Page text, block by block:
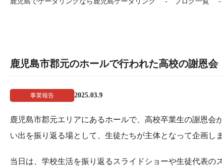
鹿児島市郡元のホールで行われた高校の謝恩会
事業報告 2025.03.9
鹿児島市郡元エリアにあるホールで、高校卒業生の謝恩
い出を振り返る場として、生徒たちが主体となって企画し
当日は、学校生活を振り返るスライドショーや生徒代表